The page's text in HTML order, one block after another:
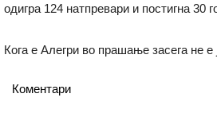
одигра 124 натпревари и постигна 30
Кога е Алегри во прашање засега не е
Коментари